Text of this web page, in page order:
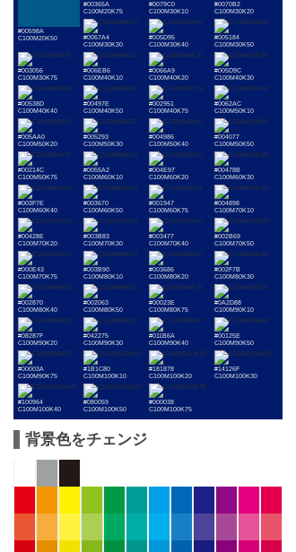
#00598A
C100M20K50
#00365A
C100M20K75
#0079C0
C100M30K10
#0070B2
C100M30K20
#0067A4
C100M30K30
#005D95
C100M30K40
#005184
C100M30K50
#003056
C100M30K75
#006EB6
C100M40K10
#0066A9
C100M40K20
#005D9C
C100M40K30
#00538D
C100M40K40
#00497E
C100M40K50
#002951
C100M40K75
#0062AC
C100M50K10
#005AA0
C100M50K20
#005293
C100M50K30
#004986
C100M50K40
#004077
C100M50K50
#00214C
C100M50K75
#0055A2
C100M60K10
#004E97
C100M60K20
#00478B
C100M60K30
#003F7E
C100M60K40
#003670
C100M60K50
#001947
C100M60K75
#004898
C100M70K10
#00428E
C100M70K20
#003B83
C100M70K30
#003477
C100M70K40
#002B69
C100M70K50
#000E43
C100M70K75
#003B90
C100M80K10
#003686
C100M80K20
#002F7B
C100M80K30
#002870
C100M80K40
#002063
C100M80K50
#00023E
C100M80K75
#0A2D88
C100M90K10
#08287F
C100M90K20
#042275
C100M90K30
#011B6A
C100M90K40
#00125E
C100M90K50
#00003A
C100M90K75
#1B1C80
C100M100K10
#181878
C100M100K20
#14126F
C100M100K30
#100964
C100M100K40
#080059
C100M100K50
#000038
C100M100K75
背景色をチェンジ